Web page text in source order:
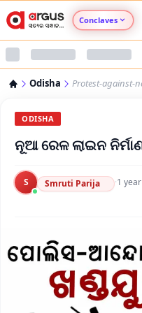
Conclaves
Argus
Argus
Argus
Odisha Protest-against-
ODISHA
ନୂଆ ରେଳ ଲାଇନ
S Smruti Parija ·1